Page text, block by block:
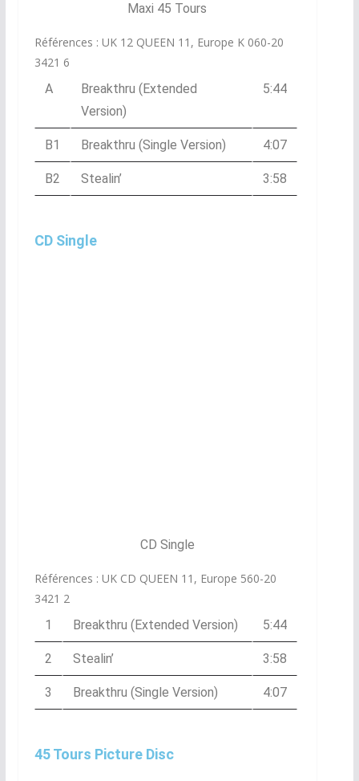
Maxi 45 Tours
Références : UK 12 QUEEN 11, Europe K 060-20
3421 6
A
Breakthru (Extended
Version)
5:44
B1 Breakthru (Single Version) 4:07
B2 Stealin’ 3:58
CD Single
CD Single
Références : UK CD QUEEN 11, Europe 560-20
3421 2
1
Breakthru (Extended Version) 5:44
2 Stealin’ 3:58
3 Breakthru (Single Version) 4:07
45 Tours Picture Disc